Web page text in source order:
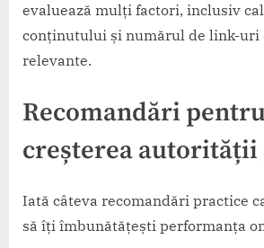
evaluează mulți factori, inclusiv
conținutului și numărul de link-uri
relevante.
Recomandări
creșterea
Iată câteva recomandări practice
să îți îmbunătățești performanța